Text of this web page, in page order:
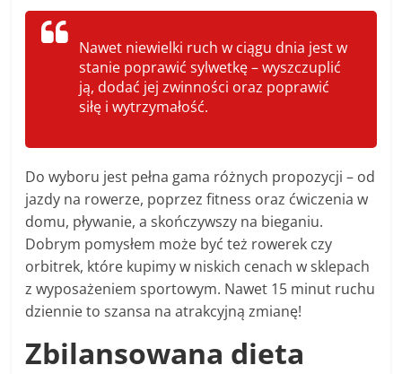
Nawet niewielki ruch w ciągu dnia jest w
stanie poprawić sylwetkę – wyszczuplić
ją, dodać jej zwinności oraz poprawić
siłę i wytrzymałość.
Do wyboru jest pełna gama różnych propozycji – od
jazdy na rowerze, poprzez fitness oraz ćwiczenia w
domu, pływanie, a skończywszy na bieganiu.
Dobrym pomysłem może być też rowerek czy
orbitrek, które kupimy w niskich cenach w sklepach
z wyposażeniem sportowym. Nawet 15 minut ruchu
dziennie to szansa na atrakcyjną zmianę!
Zbilansowana dieta